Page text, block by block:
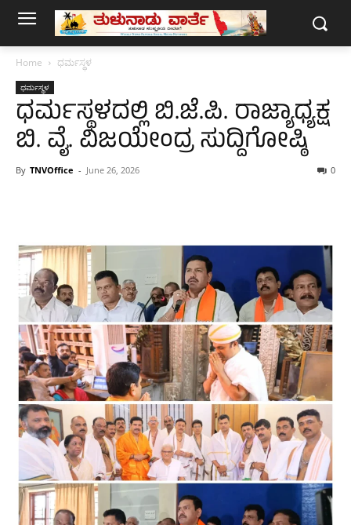
Home ಧರ್ಮಸ್ಥಳ
ಧರ್ಮಸ್ಥಳ
ಧರ್ಮಸ್ಥಳದಲ್ಲಿ ಬಿ.ಜೆ.ಪಿ. ರಾಜ್ಯಾಧ್ಯಕ್ಷ
ಬಿ. ವೈ. ವಿಜಯೇಂದ್ರ ಸುದ್ದಿಗೋಷ್ಠಿ
By TNVOffice - June 26, 2026 0